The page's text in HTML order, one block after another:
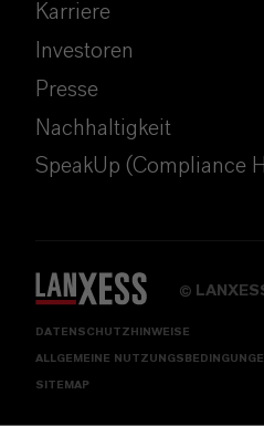
Karriere
Investoren
Presse
Nachhaltigkeit
SpeakUp (Compliance
©
DATENSCHUTZHINWEISE
ALLGEMEINE
SITEMAP